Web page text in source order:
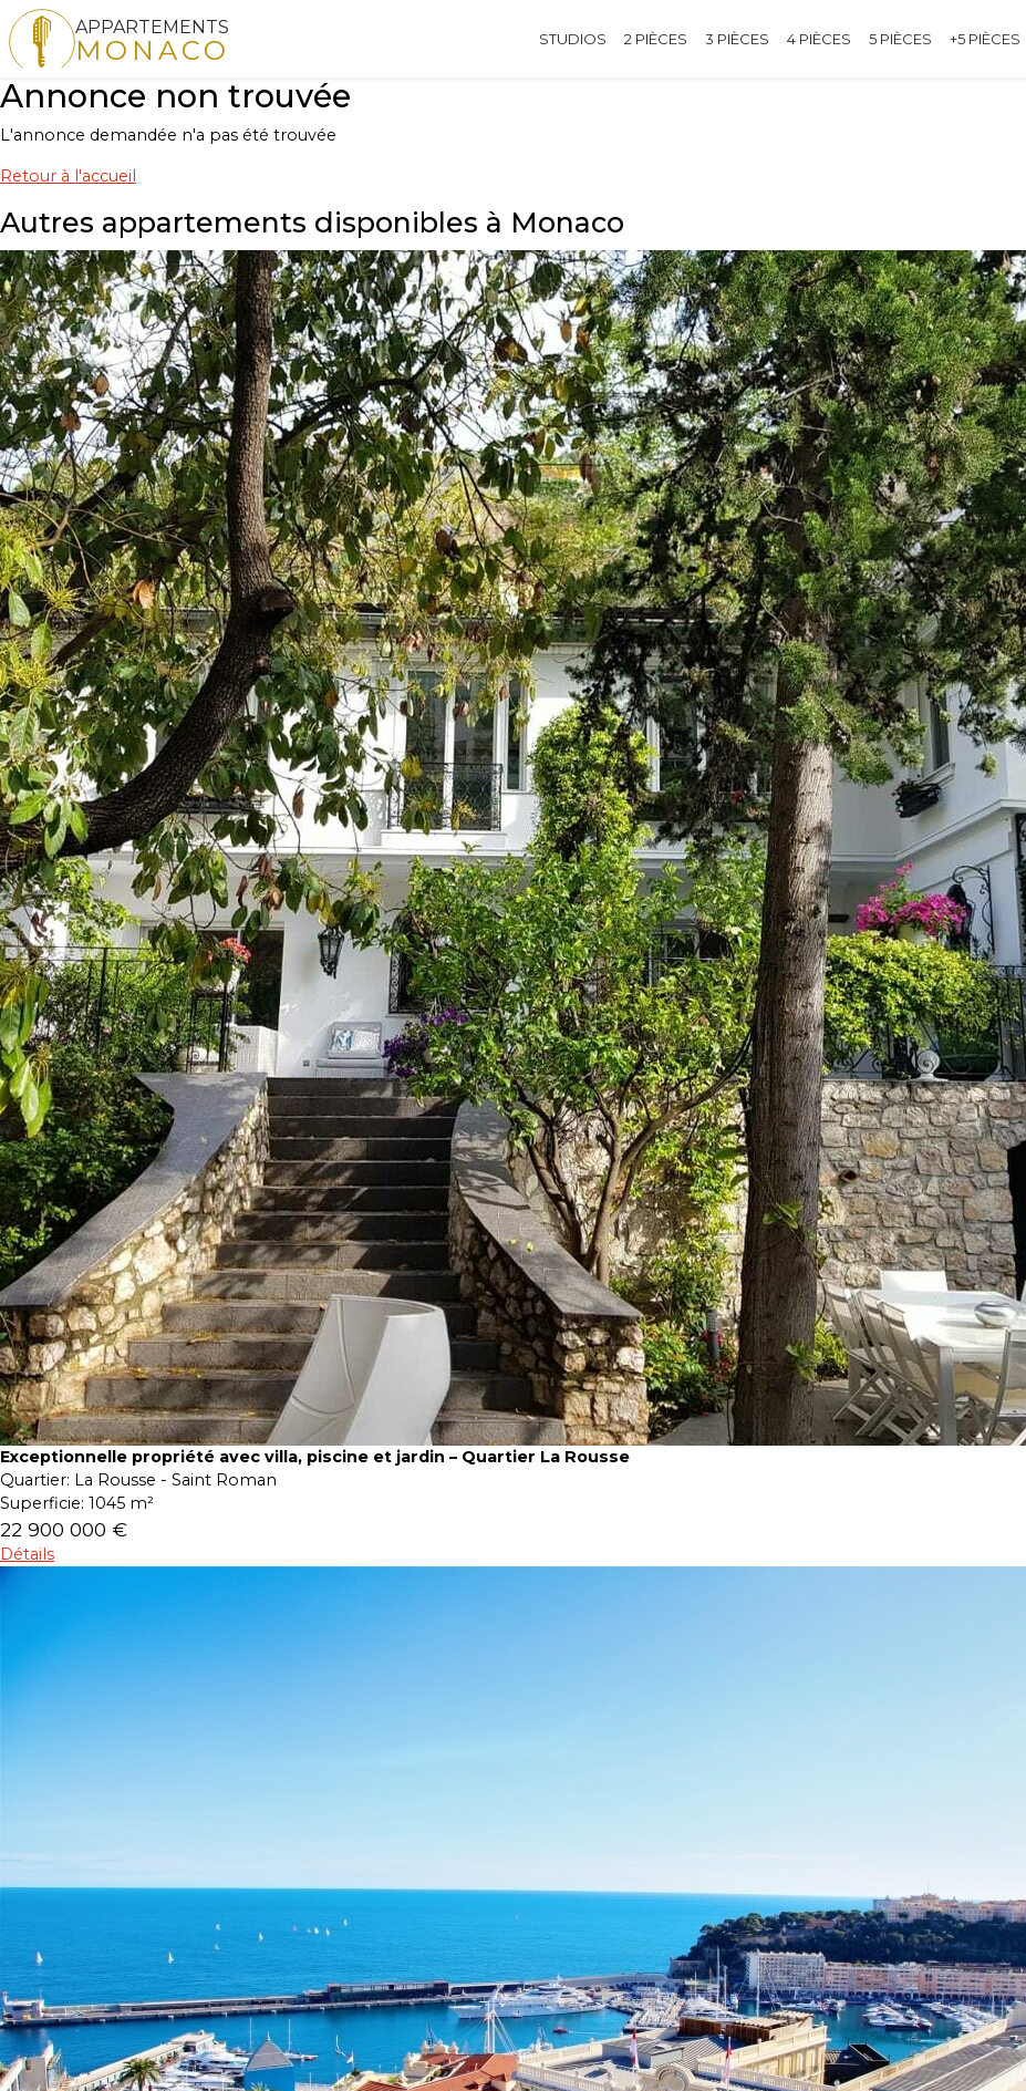
APPARTEMENTS
MONACO STUDIOS 2 PIÈCES 3 PIÈCES 4 PIÈCES 5 PIÈCES +5 PIÈCES
Annonce non trouvée
L'annonce demandée n'a pas été trouvée
Retour à l'accueil
Autres appartements disponibles à Monaco
Exceptionnelle propriété avec villa, piscine et jardin – Quartier La Rousse
Quartier: La Rousse - Saint Roman
Superficie: 1045 m²
22 900 000 €
Détails